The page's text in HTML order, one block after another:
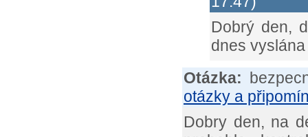
Dobrý den,
dnes
Otázka:
otázky a
Dobry den, na